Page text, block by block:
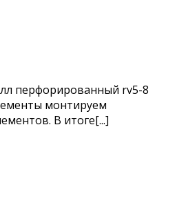
перфорированный rv5-8
монтируем
В итоге[...]